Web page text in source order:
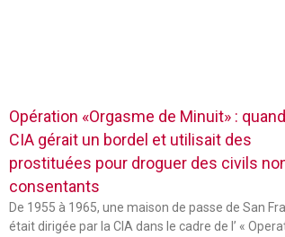
Opération «Orgasme de Minuit» :
CIA gérait un bordel et utilisait des
prostituées pour droguer des civils
consentants
De 1955 à 1965, une maison de passe de San
était dirigée par la CIA dans le cadre de l’ «